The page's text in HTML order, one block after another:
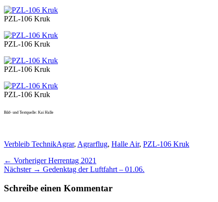
PZL-106 Kruk
PZL-106 Kruk
PZL-106 Kruk
PZL-106 Kruk
Bild- und Textquelle: Kai Halle
Kategorien
Verbleib TechnikSchlagworte
Agrar, Agrarflug, Halle Air, PZL-106 Kruk
Beitragsnavigation
← Vorheriger Vorheriger
Beitrag:
Herrentag 2021
Nächster → Nächster
Gedenktag der Luftfahrt – 01.06.
Schreibe einen Kommentar